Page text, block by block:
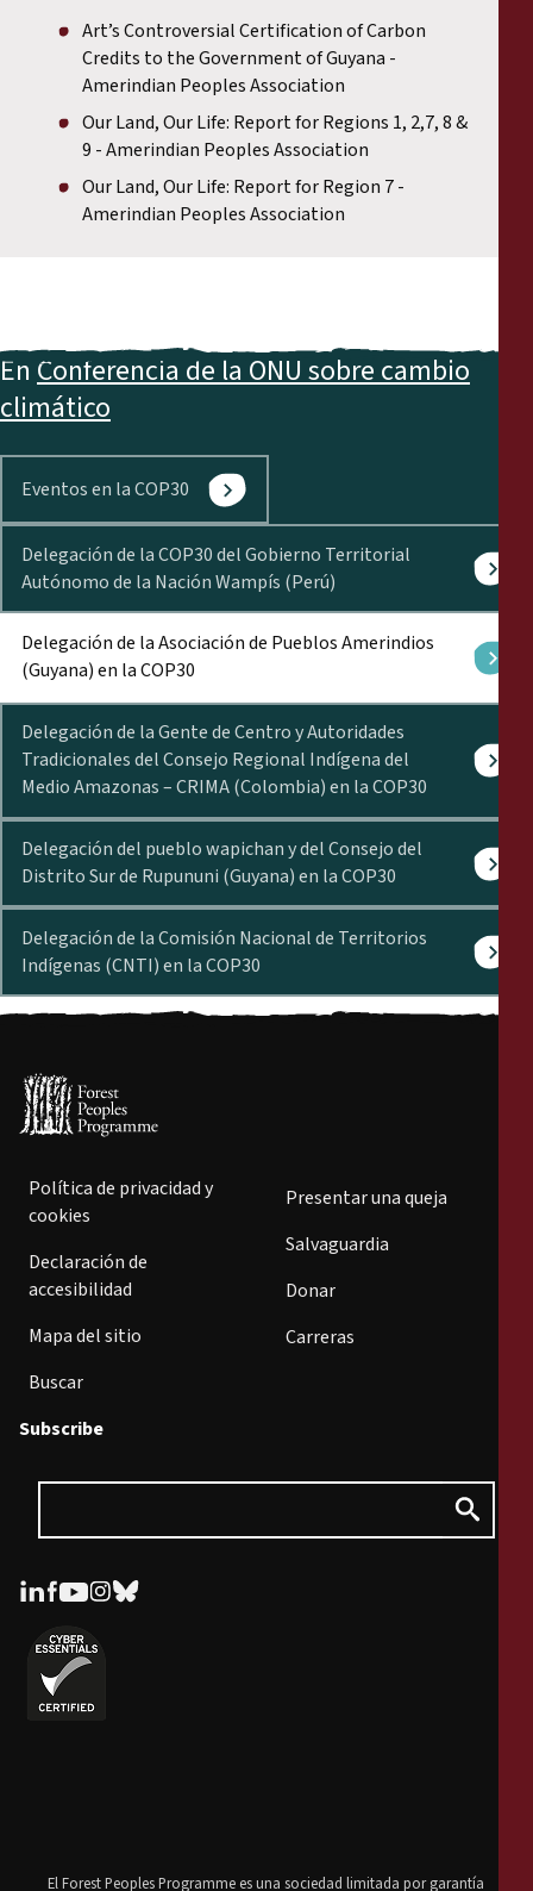
Art’s Controversial Certification of Carbon
Credits to the Government of Guyana -
Amerindian Peoples Association
Our Land, Our Life: Report for Regions 1, 2,7, 8 &
9 - Amerindian Peoples Association
Our Land, Our Life: Report for Region 7 -
Amerindian Peoples Association
En Conferencia de la ONU sobre cambio
climático
Eventos en la COP30
Delegación de la COP30 del Gobierno Territorial
Autónomo de la Nación Wampís (Perú)
Delegación de la Asociación de Pueblos Amerindios
(Guyana) en la COP30
Delegación de la Gente de Centro y Autoridades
Tradicionales del Consejo Regional Indígena del
Medio Amazonas – CRIMA (Colombia) en la COP30
Delegación del pueblo wapichan y del Consejo del
Distrito Sur de Rupununi (Guyana) en la COP30
Delegación de la Comisión Nacional de Territorios
Indígenas (CNTI) en la COP30
Política de privacidad y
cookies
Declaración de
accesibilidad
Mapa del sitio
Buscar
Presentar una queja
Salvaguardia
Donar
Carreras
Subscribe
El Forest Peoples Programme es una sociedad limitada por garantía